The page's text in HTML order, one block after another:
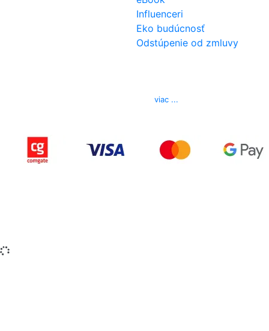
Influenceri
Eko budúcnosť
Odstúpenie od zmluvy
viac ...